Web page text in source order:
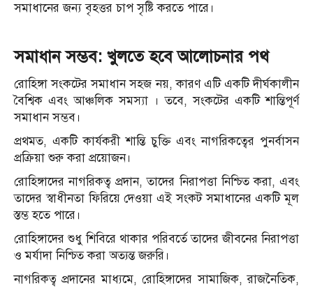
সমাধানের জন্য বৃহত্তর চাপ সৃষ্টি করতে পারে।
সমাধান সম্ভব: খুলতে হবে আলোচনার পথ
রোহিঙ্গা সংকটের সমাধান সহজ নয়, কারণ এটি একটি দীর্ঘকালীন
বৈশ্বিক এবং আঞ্চলিক সমস্যা । তবে, সংকটের একটি শান্তিপূর্ণ
সমাধান সম্ভব।
প্রথমত, একটি কার্যকরী শান্তি চুক্তি এবং নাগরিকত্বের পুনর্বাসন
প্রক্রিয়া শুরু করা প্রয়োজন।
রোহিঙ্গাদের নাগরিকত্ব প্রদান, তাদের নিরাপত্তা নিশ্চিত করা, এবং
তাদের স্বাধীনতা ফিরিয়ে দেওয়া এই সংকট সমাধানের একটি মূল
স্তম্ভ হতে পারে।
রোহিঙ্গাদের শুধু শিবিরে থাকার পরিবর্তে তাদের জীবনের নিরাপত্তা
ও মর্যাদা নিশ্চিত করা অত্যন্ত জরুরি।
নাগরিকত্ব প্রদানের মাধ্যমে, রোহিঙ্গাদের সামাজিক, রাজনৈতিক,